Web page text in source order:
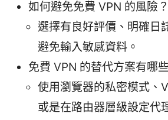
如何避免免費 VPN 的風險？
選擇有良好評價、明確日
避免輸入敏感資料。
免費 VPN 的替代方案有哪
使用瀏覽器的私密模式、
或是在路由器層級設定代